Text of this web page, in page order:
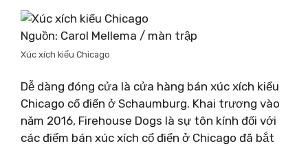
Nguồn: Carol Mellema / màn trập
Xúc xích kiểu Chicago
Dễ dàng đóng cửa là cửa hàng bán xúc xích kiểu
Chicago cổ điển ở Schaumburg. Khai trương vào
năm 2016, Firehouse Dogs là sự tôn kính đối với
các điểm bán xúc xích cổ điển ở Chicago đã bắt